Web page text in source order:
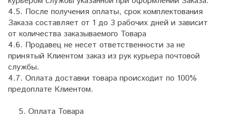
4.5. После получения оплаты, срок комплектования
Заказа составляет от 1 до 3 рабочих дней и зависит
от количества заказываемого Товара
4.6. Продавец не несет ответственности за не
принятый Клиентом заказ из рук курьера почтовой
службы.
4.7. Оплата доставки товара происходит по 100%
предоплате Клиентом.
Оплата Товара